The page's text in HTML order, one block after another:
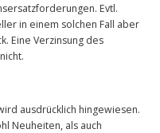
Evtl.
in einem solchen Fall aber
Eine Verzinsung des
ausdrücklich hingewiesen.
Neuheiten, als auch